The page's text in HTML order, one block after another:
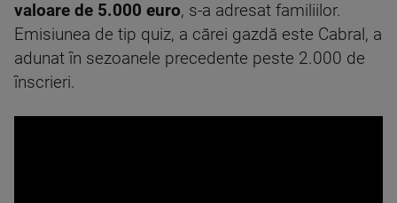
valoare de 5.000 euro, s-a adresat familiilor.
Emisiunea de tip quiz, a cărei gazdă este Cabral, a
adunat în sezoanele precedente peste 2.000 de
înscrieri.